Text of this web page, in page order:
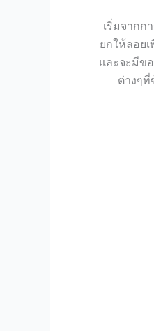
เริ่มจากก
ยกให้ลอย
และจะมีข
ต่างๆ